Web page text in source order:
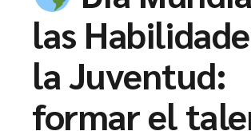
las
la Juventud:
formar el